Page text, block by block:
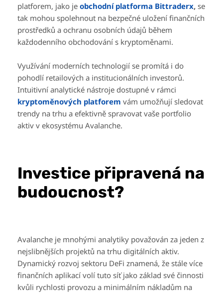
platforem, jako je obchodní platforma Bittraderx, se
tak mohou spolehnout na bezpečné uložení finančních
prostředků a ochranu osobních údajů během
každodenního obchodování s kryptoměnami.
Využívání moderních technologií se promítá i do
pohodlí retailových a institucionálních investorů.
Intuitivní analytické nástroje dostupné v rámci
kryptoměnových platforem vám umožňují sledovat
trendy na trhu a efektivně spravovat vaše portfolio
aktiv v ekosystému Avalanche.
Investice připravená na
budoucnost?
Avalanche je mnohými analytiky považován za jeden z
nejslibnějších projektů na trhu digitálních aktiv.
Dynamický rozvoj sektoru DeFi znamená, že stále více
finančních aplikací volí tuto síť jako základ své činnosti
kvůli rychlosti provozu a minimálním nákladům na